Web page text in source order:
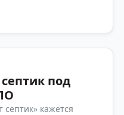
под
септик» кажется